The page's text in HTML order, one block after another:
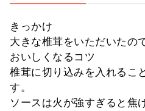
きっかけ
大きな椎茸をいただいたの
おいしくなるコツ
椎茸に切り込みを入れるこ
す。
ソースは火が強すぎると焦